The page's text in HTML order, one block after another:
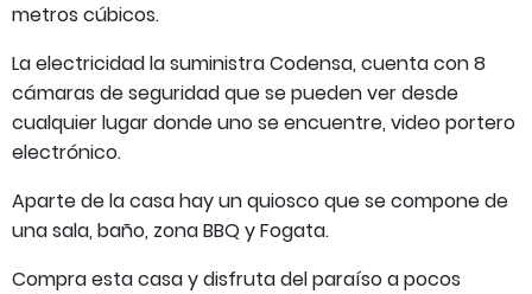
metros cúbicos.
La electricidad la suministra Codensa, cuenta con 8
cámaras de seguridad que se pueden ver desde
cualquier lugar donde uno se encuentre, video portero
electrónico.
Aparte de la casa hay un quiosco que se compone de
una sala, baño, zona BBQ y Fogata.
Compra esta casa y disfruta del paraíso a pocos